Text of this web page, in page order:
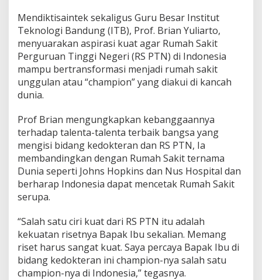
Mendiktisaintek sekaligus Guru Besar Institut
Teknologi Bandung (ITB), Prof. Brian Yuliarto,
menyuarakan aspirasi kuat agar Rumah Sakit
Perguruan Tinggi Negeri (RS PTN) di Indonesia
mampu bertransformasi menjadi rumah sakit
unggulan atau “champion” yang diakui di kancah
dunia.
Prof Brian mengungkapkan kebanggaannya
terhadap talenta-talenta terbaik bangsa yang
mengisi bidang kedokteran dan RS PTN, Ia
membandingkan dengan Rumah Sakit ternama
Dunia seperti Johns Hopkins dan Nus Hospital dan
berharap Indonesia dapat mencetak Rumah Sakit
serupa.
“Salah satu ciri kuat dari RS PTN itu adalah
kekuatan risetnya Bapak Ibu sekalian. Memang
riset harus sangat kuat. Saya percaya Bapak Ibu di
bidang kedokteran ini champion-nya salah satu
champion-nya di Indonesia,” tegasnya.